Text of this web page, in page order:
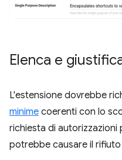
Elenca e
L'estensione dovrebbe
minime coerenti con lo
richiesta di autorizzazioni
potrebbe causare il